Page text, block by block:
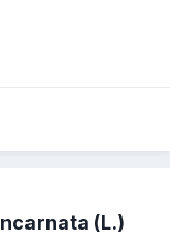
(L.)